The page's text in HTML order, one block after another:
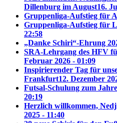
Dillenburg im August16.
Gruppenliga-Aufstieg für
Gruppenliga-Aufstieg für
22:58
„Danke Schiri“-Ehrung
SRA-Lehrgang des HFV
Februar 2026 - 01:09
Inspirierender Tag für
Frankfurt12. Dezember
Futsal-Schulung zum
20:19
Herzlich willkommen,
2025 - 11:40